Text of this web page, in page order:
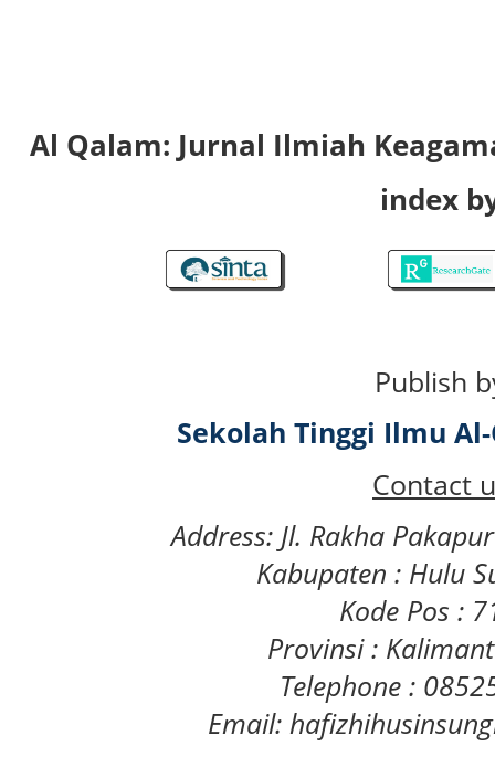
Al Qalam: Jurnal Ilmiah
index
Publish
Sekolah Tinggi Ilmu
Contact
Address: Jl. Rakha
Kabupaten : Hulu
Kode Pos :
Provinsi :
Telephone :
Email: